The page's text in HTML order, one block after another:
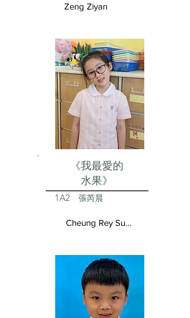
Zeng Ziyan
《我最愛的
水果》
1A2 張芮晨
Cheung Rey Sun Vivienne